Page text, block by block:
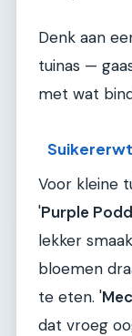
Denk aan
tuinas —
met wat
Voor kleine
'Purple
lekker
bloemen
te eten. '
dat vroeg